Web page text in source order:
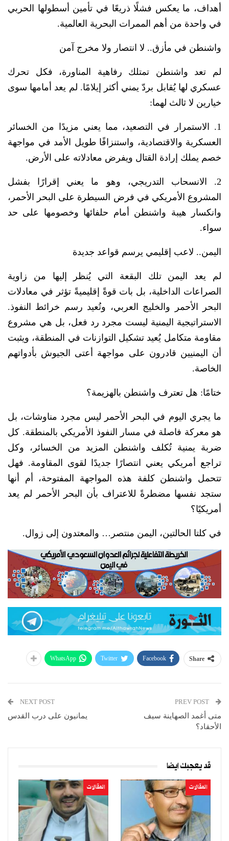
أهداف، ما يعكس فشلًا ذريعًا في تأمين أسطولها الحربي
في واحدة من أهم الممرات البحرية العالمية.
واشنطن في مأزق.. لا انتصار ولا مخرج آمن
لم تعد واشنطن تمتلك رفاهية المناورة، فكل تحرك
عسكري لها يُقابل بردّ يمني أكثر إيلامًا. لم يعد أمامها سوى
خيارين لا ثالث لهما:
1. الاستمرار في التصعيد، مما يعني مزيدًا من الخسائر
العسكرية والاقتصادية، واستنزافًا طويل الأمد في مواجهة
خصم يملك إرادة القتال ويفرض معادلاته على الأرض.
2. الانسحاب التدريجي، وهو ما يعني إقرارًا بفشل
المشروع الأمريكي في فرض السيطرة على البحر الأحمر،
وانكسار هيبة واشنطن أمام حلفائها وخصومها على حد
سواء.
اليمن.. لاعب إقليمي يرسم قواعد جديدة
لم يعد اليمن تلك البقعة التي يُنظر إليها من زاوية
الصراعات الداخلية، بل بات قوةً إقليميةً تؤثر في معادلات
البحر الأحمر والخليج العربي، وتُعيد رسم خرائط النفوذ.
الاستراتيجية اليمنية ليست مجرد رد فعل، بل هي مشروع
مقاومة متكامل يُعيد تشكيل التوازنات في المنطقة، ويثبت
أن اليمنيين قادرون على مواجهة أعتى الجيوش بأدواتهم
الخاصة.
ختامًا: هل تعترف واشنطن بالهزيمة؟
ما يجري اليوم في البحر الأحمر ليس مجرد مناوشات، بل
هو معركة فاصلة في مسار النفوذ الأمريكي بالمنطقة. كل
ضربة يمنية تُكلف واشنطن المزيد من الخسائر، وكل
تراجع أمريكي يعني انتصارًا جديدًا لقوى المقاومة. فهل
تتحمل واشنطن كلفة هذه المواجهة المفتوحة، أم أنها
ستجد نفسها مضطرةً للاعتراف بأن البحر الأحمر لم يعد
أمريكيًا؟
في كلتا الحالتين، اليمن منتصر… والمعتدون إلى زوال.
Share
Facebook
Twitter
WhatsApp
متى أغمد الصهاينة سيف
الأحقاد؟
NEXT POST
يمانيون على درب القدس
قد يعجبك ايضا
المقالات المقالات